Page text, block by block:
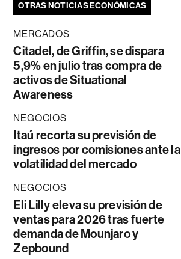
OTRAS NOTICIAS ECONÓMICAS
MERCADOS
Citadel, de Griffin, se dispara
5,9% en julio tras compra de
activos de Situational
Awareness
NEGOCIOS
Itaú recorta su previsión de
ingresos por comisiones ante la
volatilidad del mercado
NEGOCIOS
Eli Lilly eleva su previsión de
ventas para 2026 tras fuerte
demanda de Mounjaro y
Zepbound